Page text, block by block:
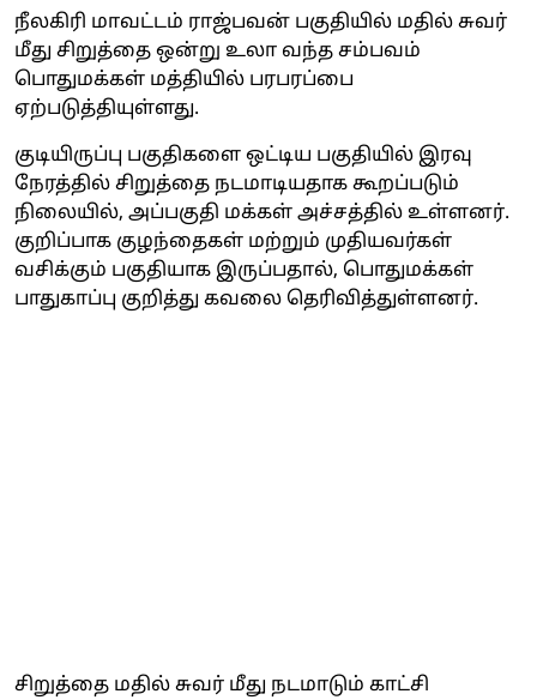
நீலகிரி மாவட்டம் ராஜ்பவன் பகுதியில் மதில் சுவர்
மீது சிறுத்தை ஒன்று உலா வந்த சம்பவம்
பொதுமக்கள் மத்தியில் பரபரப்பை
ஏற்படுத்தியுள்ளது.
குடியிருப்பு பகுதிகளை ஒட்டிய பகுதியில் இரவு
நேரத்தில் சிறுத்தை நடமாடியதாக கூறப்படும்
நிலையில், அப்பகுதி மக்கள் அச்சத்தில் உள்ளனர்.
குறிப்பாக குழந்தைகள் மற்றும் முதியவர்கள்
வசிக்கும் பகுதியாக இருப்பதால், பொதுமக்கள்
பாதுகாப்பு குறித்து கவலை தெரிவித்துள்ளனர்.
சிறுத்தை மதில் சுவர் மீது நடமாடும் காட்சி